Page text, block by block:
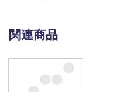
関連商品